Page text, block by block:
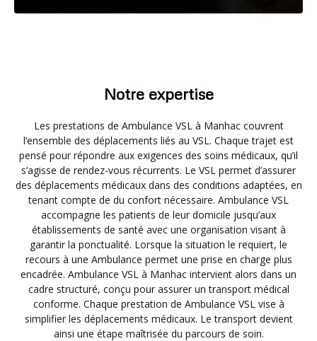
Notre expertise
Les prestations de Ambulance VSL à Manhac couvrent
l’ensemble des déplacements liés au VSL. Chaque trajet est
pensé pour répondre aux exigences des soins médicaux, qu’il
s’agisse de rendez-vous récurrents. Le VSL permet d’assurer
des déplacements médicaux dans des conditions adaptées, en
tenant compte de du confort nécessaire. Ambulance VSL
accompagne les patients de leur domicile jusqu’aux
établissements de santé avec une organisation visant à
garantir la ponctualité. Lorsque la situation le requiert, le
recours à une Ambulance permet une prise en charge plus
encadrée. Ambulance VSL à Manhac intervient alors dans un
cadre structuré, conçu pour assurer un transport médical
conforme. Chaque prestation de Ambulance VSL vise à
simplifier les déplacements médicaux. Le transport devient
ainsi une étape maîtrisée du parcours de soin.